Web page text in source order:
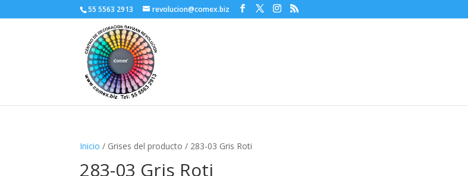
55 5563 2913 revolucion@comex.biz
Inicio / Grises del producto / 283-03 Gris Roti
283-03 Gris Roti